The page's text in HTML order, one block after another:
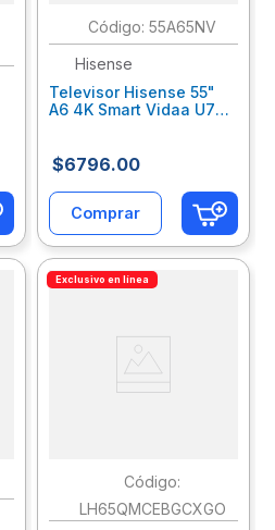
: 55A65NV
Hisense
Televisor Hisense 55"
A6 4K Smart Vidaa U7
$6796.00
Comprar
Exclusivo en línea
:
LH65QMCEBGCXGO